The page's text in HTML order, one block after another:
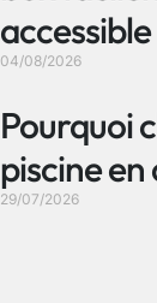
accessible
04/08/2026
Pourquoi
piscine en
29/07/2026